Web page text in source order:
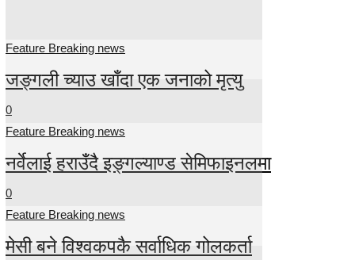
Feature Breaking news
जङ्गली च्याउ खाँदा एक जनाको मृत्यु
0
Feature Breaking news
नर्वेलाई हराउँदै इङ्गल्याण्ड सेमिफाइनलमा
0
Feature Breaking news
मेसी बने विश्वकपकै सर्वाधिक गोलकर्ता